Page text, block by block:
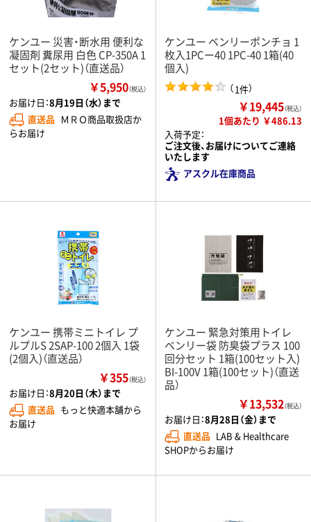
ケンユー 災害・断水用 便利な
凝固剤 糞尿用 白色 CP-350A 1
セット(2セット)（直送品）
￥5,950（税込）
お届け日：8月19日（水）まで
直送品 ＭＲＯ商品取扱店か
らお届け
ケンユー ベンリーポンチョ 1
枚入1PCー40 1PC-40 1箱(40
個入)
（1件）
￥19,445（税込）
1個あたり ￥486.13
入荷予定：
ご注文後、お届けについてご連絡
いたします
アスクル在庫商品
ケンユー 携帯ミニトイレ プ
ルプルS 2SAP-100 2個入 1袋
(2個入)（直送品）
￥355（税込）
お届け日：8月20日（木）まで
直送品 もっと快適本舗から
お届け
ケンユー 緊急対策用トイレ
ベンリー袋 防臭袋プラス 100
回分セット 1箱(100セット入)
BI-100V 1箱(100セット)（直送
品）
￥13,532（税込）
お届け日：8月28日（金）まで
直送品 LAB & Healthcare
SHOPからお届け